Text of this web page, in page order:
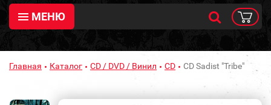
МЕНЮ
Главная Каталог CD / DVD / Винил CD CD Sadist "Tribe"